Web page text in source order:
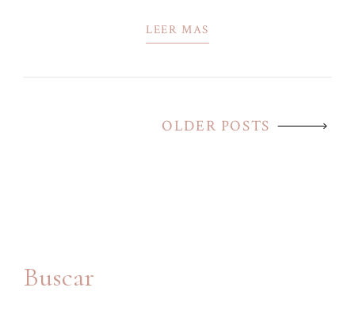
LEER MAS
OLDER POSTS
Buscar